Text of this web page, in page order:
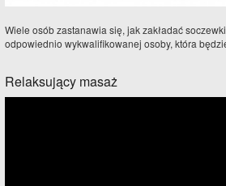
Wiele osób zastanawia się, jak zakładać
odpowiednio wykwalifikowanej osoby, która
Relaksujący masaż